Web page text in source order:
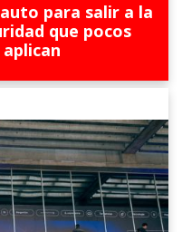
para salir a la
que pocos